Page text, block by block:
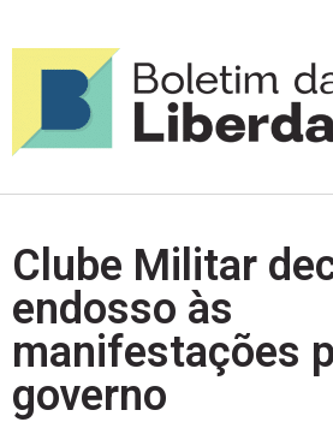
Clube Militar
endosso às
manifestações
governo